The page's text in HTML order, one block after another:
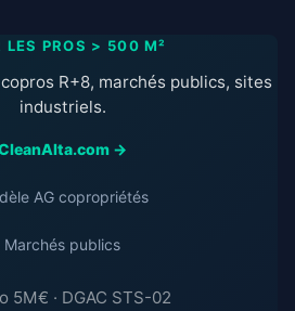
LES PROS > 500 M²
R+8, marchés publics, sites
industriels.
→
AG copropriétés
Marchés publics
5M€ · DGAC STS-02